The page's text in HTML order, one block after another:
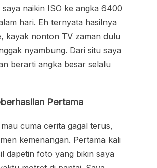
saya naikin ISO ke angka 6400
hari. Eh ternyata hasilnya
kayak nonton TV zaman dulu
nyambung. Dari situ saya
berarti angka besar selalu
Pertama
cuma cerita gagal terus,
kemenangan. Pertama kali
dapetin foto yang bikin saya